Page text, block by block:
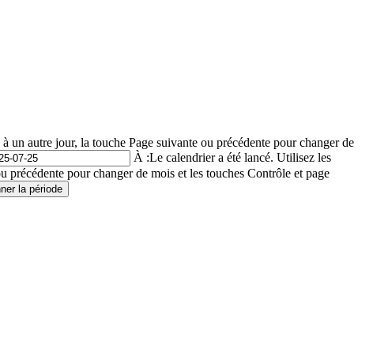
autre jour, la touche Page suivante ou précédente pour changer de
À :Le calendrier a été lancé. Utilisez les
pour changer de mois et les touches Contrôle et page
la période